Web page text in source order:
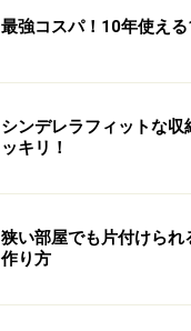
最強コスパ！10年使え
シンデレラフィットな
ッキリ！
狭い部屋でも片付けられ
作り方